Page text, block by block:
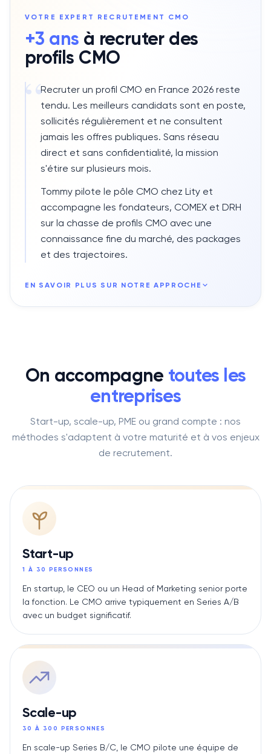
VOTRE EXPERT RECRUTEMENT CMO
+3 ans à recruter des
profils CMO
“Recruter un profil CMO en France 2026 reste
tendu. Les meilleurs candidats sont en poste,
sollicités régulièrement et ne consultent
jamais les offres publiques. Sans réseau
direct et sans confidentialité, la mission
s'étire sur plusieurs mois.
Tommy pilote le pôle CMO chez Lity et
accompagne les fondateurs, COMEX et DRH
sur la chasse de profils CMO avec une
connaissance fine du marché, des packages
et des trajectoires.
EN SAVOIR PLUS SUR NOTRE APPROCHE
On accompagne toutes les
entreprises
Start-up, scale-up, PME ou grand compte : nos
méthodes s'adaptent à votre maturité et à vos enjeux
de recrutement.
Start-up
1 À 30 PERSONNES
En startup, le CEO ou un Head of Marketing senior porte
la fonction. Le CMO arrive typiquement en Series A/B
avec un budget significatif.
Scale-up
30 À 300 PERSONNES
En scale-up Series B/C, le CMO pilote une équipe de